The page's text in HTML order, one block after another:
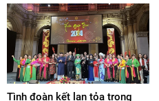
Tình đoàn kết lan tỏa trong